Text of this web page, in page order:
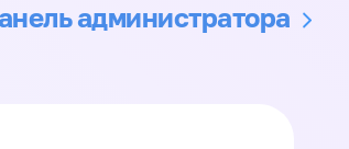
администратора